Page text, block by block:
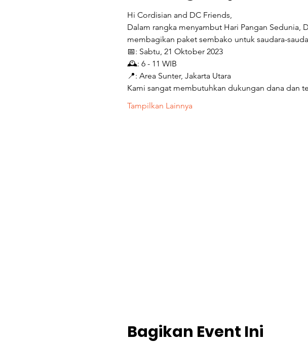
Hi Cordisian and DC Friends,
Dalam rangka menyambut Hari Pangan Sedunia,
membagikan paket sembako untuk saudara-
📅: Sabtu, 21 Oktober 2023
🕰️: 6 - 11 WIB
📍: Area Sunter, Jakarta Utara
Kami sangat membutuhkan dukungan dana dan
Tampilkan Lainnya
Bagikan Event Ini